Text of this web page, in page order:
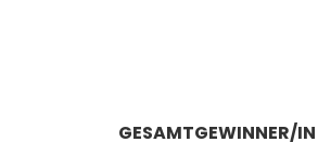
GESAMTGEWINNER/IN